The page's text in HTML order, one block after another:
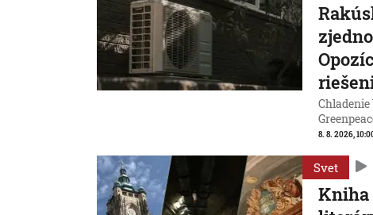
8. 8. 2026,
Svet
Kniha